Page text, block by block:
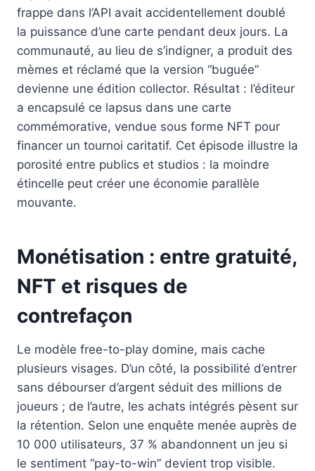
frappe dans l’API avait accidentellement doublé
la puissance d’une carte pendant deux jours. La
communauté, au lieu de s’indigner, a produit des
mèmes et réclamé que la version “buguée”
devienne une édition collector. Résultat : l’éditeur
a encapsulé ce lapsus dans une carte
commémorative, vendue sous forme NFT pour
financer un tournoi caritatif. Cet épisode illustre la
porosité entre publics et studios : la moindre
étincelle peut créer une économie parallèle
mouvante.
Monétisation : entre gratuité,
NFT et risques de
contrefaçon
Le modèle free-to-play domine, mais cache
plusieurs visages. D’un côté, la possibilité d’entrer
sans débourser d’argent séduit des millions de
joueurs ; de l’autre, les achats intégrés pèsent sur
la rétention. Selon une enquête menée auprès de
10 000 utilisateurs, 37 % abandonnent un jeu si
le sentiment “pay-to-win” devient trop visible.